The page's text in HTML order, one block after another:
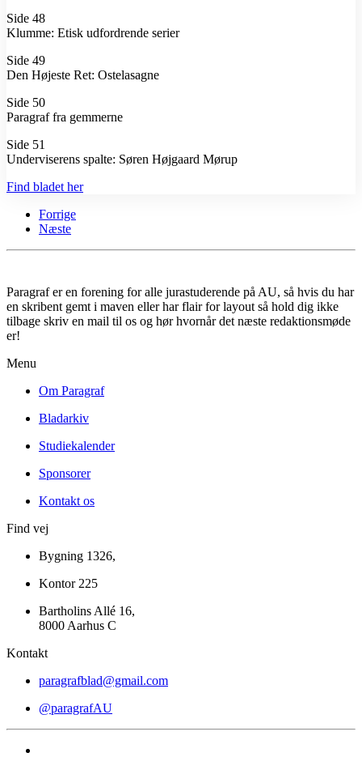
Side 48
Klumme: Etisk udfordrende serier
Side 49
Den Højeste Ret: Ostelasagne
Side 50
Paragraf fra gemmerne
Side 51
Underviserens spalte: Søren Højgaard Mørup
Find bladet her
Forrige
Næste
Paragraf er en forening for alle jurastuderende på AU, så hvis du har
en skribent gemt i maven eller har flair for layout så hold dig ikke
tilbage skriv en mail til os og hør hvornår det næste redaktionsmøde
er!
Menu
Om Paragraf
Bladarkiv
Studiekalender
Sponsorer
Kontakt os
Find vej
Bygning 1326,
Kontor 225
Bartholins Allé 16,
8000 Aarhus C
Kontakt
paragrafblad@gmail.com
@paragrafAU